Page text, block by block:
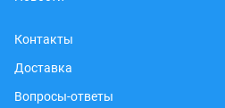
Контакты
Доставка
Вопросы-ответы